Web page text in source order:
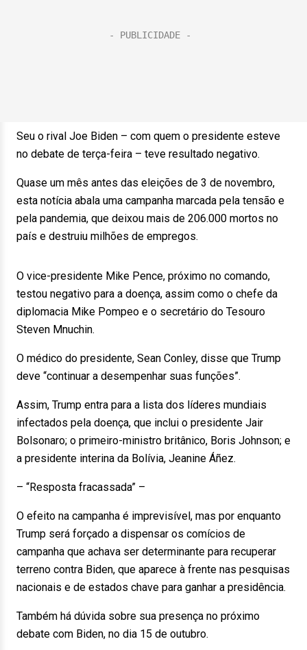
Seu o rival Joe Biden – com quem o presidente esteve
no debate de terça-feira – teve resultado negativo.
Quase um mês antes das eleições de 3 de novembro,
esta notícia abala uma campanha marcada pela tensão e
pela pandemia, que deixou mais de 206.000 mortos no
país e destruiu milhões de empregos.
O vice-presidente Mike Pence, próximo no comando,
testou negativo para a doença, assim como o chefe da
diplomacia Mike Pompeo e o secretário do Tesouro
Steven Mnuchin.
O médico do presidente, Sean Conley, disse que Trump
deve “continuar a desempenhar suas funções”.
Assim, Trump entra para a lista dos líderes mundiais
infectados pela doença, que inclui o presidente Jair
Bolsonaro; o primeiro-ministro britânico, Boris Johnson; e
a presidente interina da Bolívia, Jeanine Áñez.
– “Resposta fracassada” –
O efeito na campanha é imprevisível, mas por enquanto
Trump será forçado a dispensar os comícios de
campanha que achava ser determinante para recuperar
terreno contra Biden, que aparece à frente nas pesquisas
nacionais e de estados chave para ganhar a presidência.
Também há dúvida sobre sua presença no próximo
debate com Biden, no dia 15 de outubro.